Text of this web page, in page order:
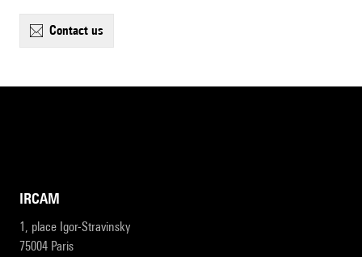
contact us
IRCAM
1, place Igor-Stravinsky
75004 Paris